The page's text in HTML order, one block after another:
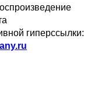
гиперссылки: